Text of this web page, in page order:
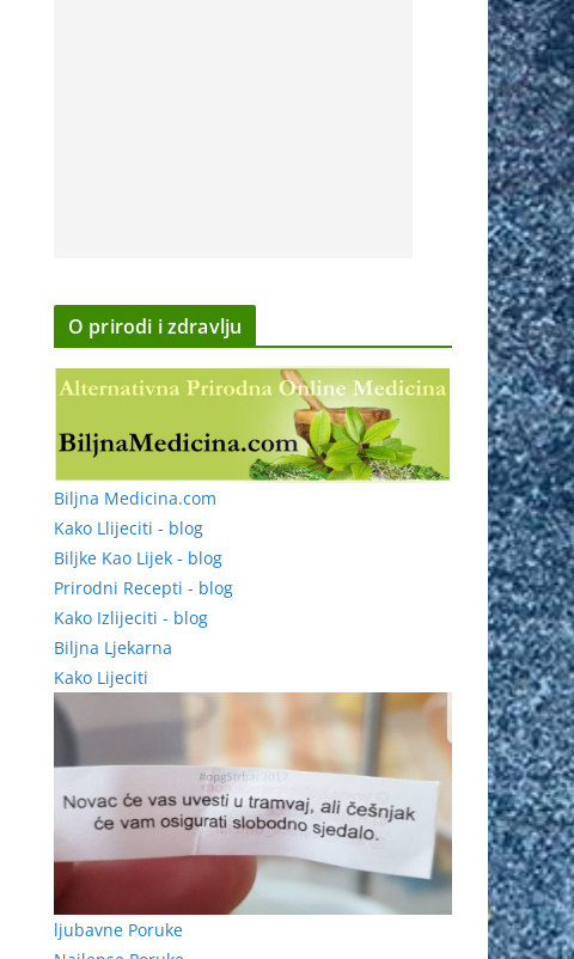
O prirodi i zdravlju
Biljna Medicina.com
Kako Llijeciti - blog
Biljke Kao Lijek - blog
Prirodni Recepti - blog
Kako Izlijeciti - blog
Biljna Ljekarna
Kako Lijeciti
ljubavne Poruke